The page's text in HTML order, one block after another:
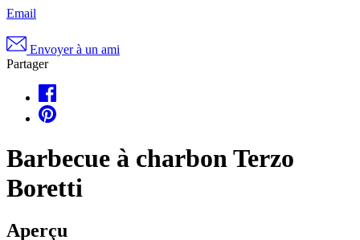
Email
Envoyer à un ami
Partager
Barbecue à charbon Terzo
Boretti
Aperçu